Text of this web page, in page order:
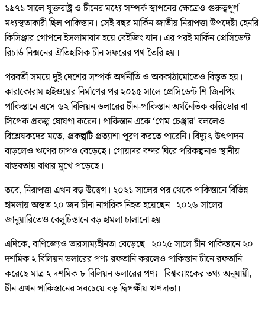
১৯৭১ সালে যুক্তরাষ্ট্র ও চীনের মধ্যে সম্পর্ক স্থাপনের ক্ষেত্রেও গুরুত্বপূর্ণ
মধ্যস্থতাকারী ছিল পাকিস্তান। সেই বছর মার্কিন জাতীয় নিরাপত্তা উপদেষ্টা হেনরি
কিসিঞ্জার গোপনে ইসলামাবাদ হয়ে বেইজিং যান। এর পরই মার্কিন প্রেসিডেন্ট
রিচার্ড নিক্সনের ঐতিহাসিক চীন সফরের পথ তৈরি হয়।
পরবর্তী সময়ে দুই দেশের সম্পর্ক অর্থনীতি ও অবকাঠামোতেও বিস্তৃত হয়।
কারাকোরাম হাইওয়ের নির্মাণের পর ২০১৫ সালে প্রেসিডেন্ট শি জিনপিং
পাকিস্তানে এসে ৬২ বিলিয়ন ডলারের চীন-পাকিস্তান অর্থনৈতিক করিডোর বা
সিপেক প্রকল্প ঘোষণা করেন। পাকিস্তান একে ‘গেম চেঞ্জার’ বললেও
বিশ্লেষকদের মতে, প্রকল্পটি প্রত্যাশা পূরণ করতে পারেনি। বিদ্যুৎ উৎপাদন
বাড়লেও ঋণের চাপও বেড়েছে। গোয়াদর বন্দর ঘিরে পরিকল্পনাও স্থানীয়
বাস্তবতায় বাধার মুখে পড়েছে।
তবে, নিরাপত্তা এখন বড় উদ্বেগ। ২০২১ সালের পর থেকে পাকিস্তানে বিভিন্ন
হামলায় অন্তত ২০ জন চীনা নাগরিক নিহত হয়েছেন। ২০২৬ সালের
জানুয়ারিতেও বেলুচিস্তানে বড় হামলা চালানো হয়।
এদিকে, বাণিজ্যেও ভারসাম্যহীনতা বেড়েছে। ২০২৫ সালে চীন পাকিস্তানে ২০
দশমিক ২ বিলিয়ন ডলারের পণ্য রফতানি করলেও পাকিস্তান চীনে রফতানি
করেছে মাত্র ২ দশমিক ৮ বিলিয়ন ডলারের পণ্য। বিশ্বব্যাংকের তথ্য অনুযায়ী,
চীন এখন পাকিস্তানের সবচেয়ে বড় দ্বিপক্ষীয় ঋণদাতা।